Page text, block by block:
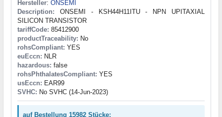
Hersteller: ONSEMI
Description: ONSEMI - KSH44H11ITU - NPN UPITAXIAL
SILICON TRANSISTOR
tariffCode: 85412900
productTraceability: No
rohsCompliant: YES
euEccn: NLR
hazardous: false
rohsPhthalatesCompliant: YES
usEccn: EAR99
SVHC: No SVHC (14-Jun-2023)
auf Bestellung 15982 Stücke: